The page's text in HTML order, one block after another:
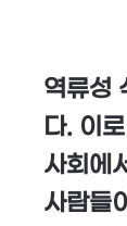
역류성
다. 이
사회에
사람들